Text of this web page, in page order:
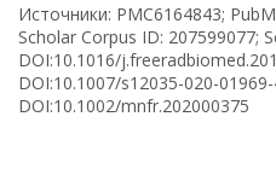
Источники: PMC6164843;
Scholar Corpus ID: 207599077;
DOI:10.1016/
DOI:10.1007/s12035-020-
DOI:10.1002/mnfr.202000375